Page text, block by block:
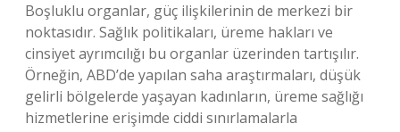
Boşluklu organlar, güç ilişkilerinin de merkezi bir
noktasıdır. Sağlık politikaları, üreme hakları ve
cinsiyet ayrımcılığı bu organlar üzerinden tartışılır.
Örneğin, ABD’de yapılan saha araştırmaları, düşük
gelirli bölgelerde yaşayan kadınların, üreme sağlığı
hizmetlerine erişimde ciddi sınırlamalarla